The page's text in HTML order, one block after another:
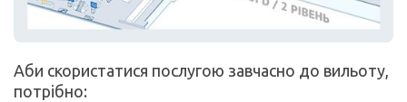
Аби скористатися послугою завчасно до вильоту,
потрібно: